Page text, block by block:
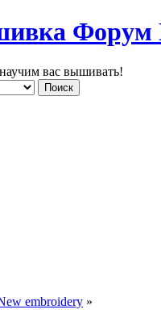
вас вышивать!
embroidery »